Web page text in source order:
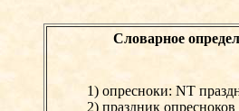
Словарное
1) опресноки: NT
2) праздник опресноков